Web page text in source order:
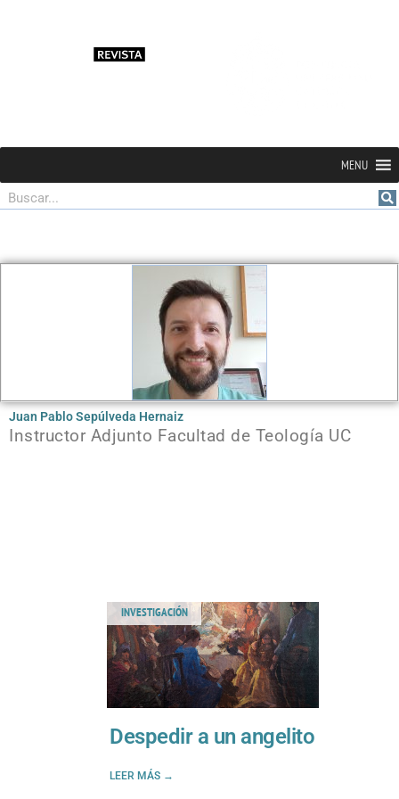
MENU
Buscar
Juan Pablo Sepúlveda Hernaiz
Instructor Adjunto Facultad de Teología UC
INVESTIGACIÓN
Despedir a un angelito
LEER MÁS →